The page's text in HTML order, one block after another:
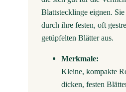
Blattstecklinge eignen.
durch ihre festen, oft
getüpfelten Blätter aus.
Merkmale:
Kleine, kompakte
dicken, festen